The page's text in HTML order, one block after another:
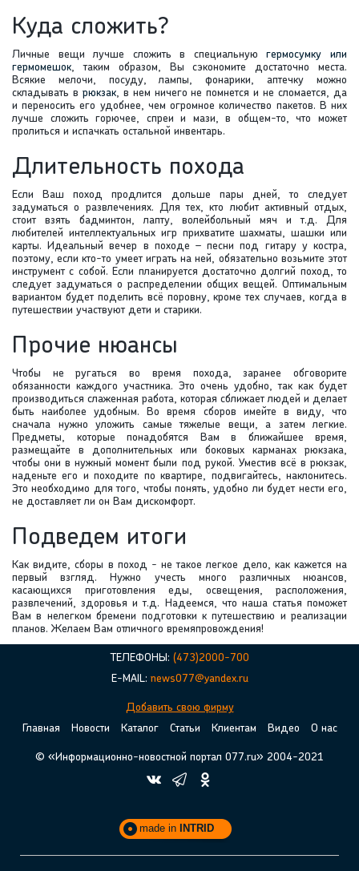
Куда сложить?
Личные вещи лучше сложить в специальнуюгермосумку или
гермомешок, таким образом, Вы сэкономите достаточно места.
Всякие мелочи, посуду, лампы, фонарики, аптечку можно
складывать в рюкзак, в нем ничего не помнется и не сломается, да
и переносить его удобнее, чем огромное количество пакетов. В них
лучше сложить горючее, спреи и мази, в общем-то, что может
пролиться и испачкать остальной инвентарь.
Длительность похода
Если Ваш поход продлится дольше пары дней, то следует
задуматься о развлечениях. Для тех, кто любит активный отдых,
стоит взять бадминтон, лапту, волейбольный мяч и т.д. Для
любителей интеллектуальных игр прихватите шахматы, шашки или
карты. Идеальный вечер в походе – песни под гитару у костра,
поэтому, если кто-то умеет играть на ней, обязательно возьмите этот
инструмент с собой. Если планируется достаточно долгий поход, то
следует задуматься о распределении общих вещей. Оптимальным
вариантом будет поделить всё поровну, кроме тех случаев, когда в
путешествии участвуют дети и старики.
Прочие нюансы
Чтобы не ругаться во время похода, заранее обговорите
обязанности каждого участника. Это очень удобно, так как будет
производиться слаженная работа, которая сближает людей и делает
быть наиболее удобным. Во время сборов имейте в виду, что
сначала нужно уложить самые тяжелые вещи, а затем легкие.
Предметы, которые понадобятся Вам в ближайшее время,
размещайте в дополнительных или боковых карманах рюкзака,
чтобы они в нужный момент были под рукой. Уместив всё в рюкзак,
наденьте его и походите по квартире, подвигайтесь, наклонитесь.
Это необходимо для того, чтобы понять, удобно ли будет нести его,
не доставляет ли он Вам дискомфорт.
Подведем итоги
Как видите, сборы в поход - не такое легкое дело, как кажется на
первый взгляд. Нужно учесть много различных нюансов,
касающихся приготовления еды, освещения, расположения,
развлечений, здоровья и т.д. Надеемся, что наша статья поможет
Вам в нелегком бремени подготовки к путешествию и реализации
планов. Желаем Вам отличного времяпровождения!
ТЕЛЕФОНЫ: (473)2000-700
E-MAIL: news077@yandex.ru
Добавить свою фирму
Главная
Новости Каталог Статьи Клиентам Видео О нас
© «Информационно-новостной портал 077.ru» 2004-2021
made in INTRID